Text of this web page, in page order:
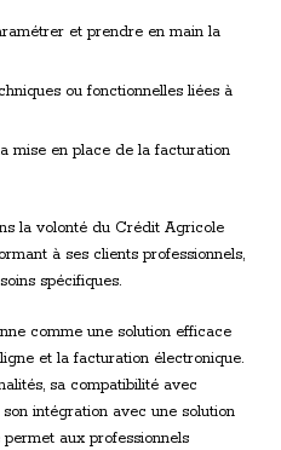
et prendre en main la
ou fonctionnelles liées à
mise en place de la facturation
la volonté du Crédit Agricole
à ses clients professionnels,
spécifiques.
comme une solution efficace
et la facturation électronique.
sa compatibilité avec
intégration avec une solution
aux professionnels